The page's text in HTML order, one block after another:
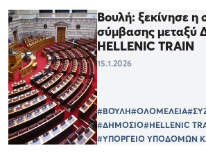
Βουλή: ξεκίνησε η
σύμβασης μεταξύ
HELLENIC TRAIN
15.1.2026
#ΒΟΥΛΗ#ΟΛΟΜΕΛΕΙΑ
#ΔΗΜΟΣΙΟ#HELLENIC
#ΥΠΟΡΓΕΙΟ ΥΠΟΔΟΜΩΝ